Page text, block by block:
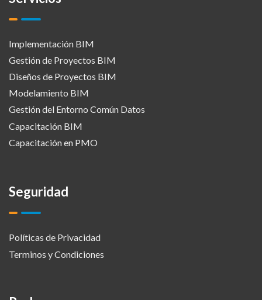
Implementación BIM
Gestión de Proyectos BIM
Diseños de Proyectos BIM
Modelamiento BIM
Gestión del Entorno Común Datos
Capacitación BIM
Capacitación en PMO
Seguridad
Políticas de Privacidad
Terminos y Condiciones